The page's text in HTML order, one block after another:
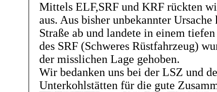
Mittels ELF,SRF und KRF rückten
aus. Aus bisher unbekannter
Straße ab und landete in einem
des SRF (Schweres Rüstfahrzeug)
der misslichen Lage gehoben.
Wir bedanken uns bei der LSZ und
Unterkohlstätten für die gute